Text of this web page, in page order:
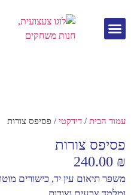
עמוד הבית / דידקטי / פסיפס צורות
פסיפס צורות
240.00 ₪
משפר תיאום עין יד, כישורים